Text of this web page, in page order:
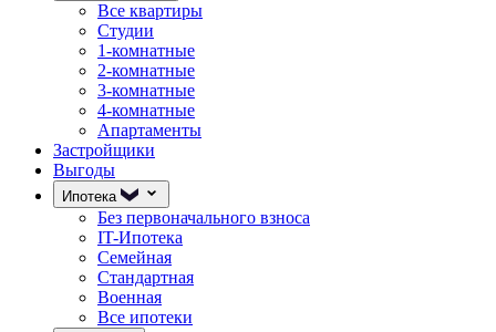
Все квартиры
Студии
1-комнатные
2-комнатные
3-комнатные
4-комнатные
Апартаменты
Застройщики
Выгоды
Ипотека
Без первоначального взноса
IT-Ипотека
Семейная
Стандартная
Военная
Все ипотеки